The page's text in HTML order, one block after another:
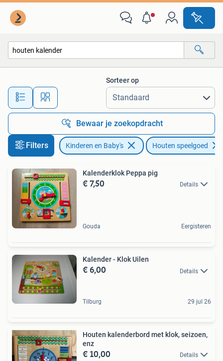
Alle afstanden…
Sorteer op
Bewaar je zoekopdracht
Filters Kinderen en Baby's Houten speelgoed
Kalenderklok Peppa pig
€ 7,50 Details
Gouda Eergisteren
Kalender - Klok Uilen
€ 6,00 Details
Tilburg 29 jul 26
Houten kalenderbord met klok, seizoen,
enz
€ 10,00 Details